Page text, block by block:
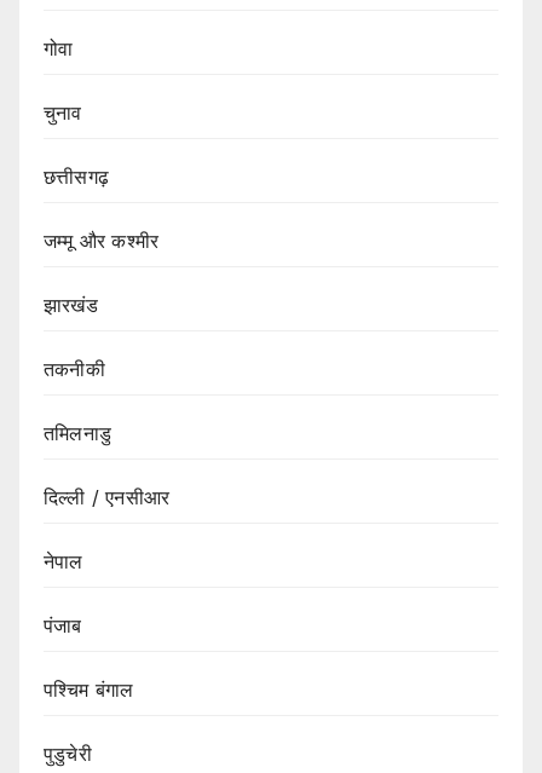
गोवा
चुनाव
छत्तीसगढ़
जम्मू और कश्मीर
झारखंड
तकनीकी
तमिलनाडु
दिल्ली / एनसीआर
नेपाल
पंजाब
पश्चिम बंगाल
पुडुचेरी